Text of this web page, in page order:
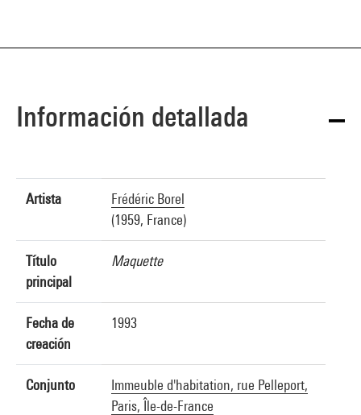
Información detallada
Artista
Frédéric Borel
(1959, France)
Título
principal
Maquette
Fecha de
creación
1993
Conjunto
Immeuble d'habitation, rue Pelleport,
Paris, Île-de-France